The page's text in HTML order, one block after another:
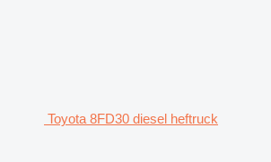
Toyota 8FD30 diesel heftruck